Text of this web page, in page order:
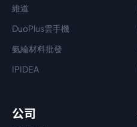
維道
DuoPlus雲手機
氨綸材料批發
IPIDEA
公司